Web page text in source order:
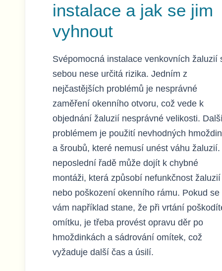
instalace a jak se jim
vyhnout
Svépomocná instalace venkovních žaluzií
sebou nese určitá rizika. Jedním z
nejčastějších problémů je nesprávné
zaměření okenního otvoru, což vede k
objednání žaluzií nesprávné velikosti.
problémem je použití nevhodných
a šroubů, které nemusí unést váhu žaluzií.
neposlední řadě může dojít k chybné
montáži, která způsobí nefunkčnost žaluzií
nebo poškození okenního rámu. Pokud se
vám například stane, že při vrtání
omítku, je třeba provést opravu děr po
hmoždinkách a sádrování omítek, což
vyžaduje další čas a úsilí.